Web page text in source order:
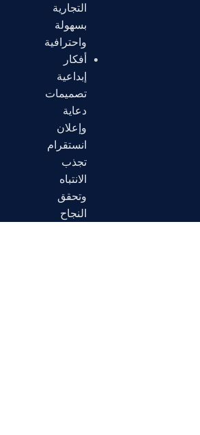
التجارية
بسهولة
واحترافية
أفكار
إبداعية
تصميمات
دعاية
وإعلان
انستقرام
تجذب
الانتباه
وتحقق
النجاح